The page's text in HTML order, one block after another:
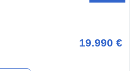
19.990 €